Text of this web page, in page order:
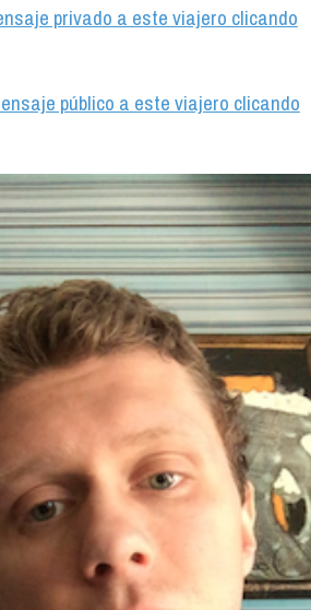
privado a este viajero clicando
público a este viajero clicando